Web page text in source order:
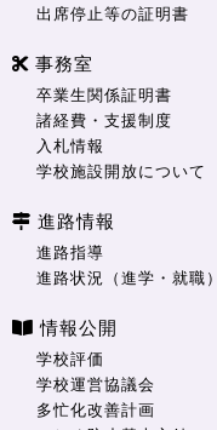
出席停止等の証明書
事務室
卒業生関係証明書
諸経費・支援制度
入札情報
学校施設開放について
進路情報
進路指導
進路状況（進学・就職）
情報公開
学校評価
学校運営協議会
多忙化改善計画